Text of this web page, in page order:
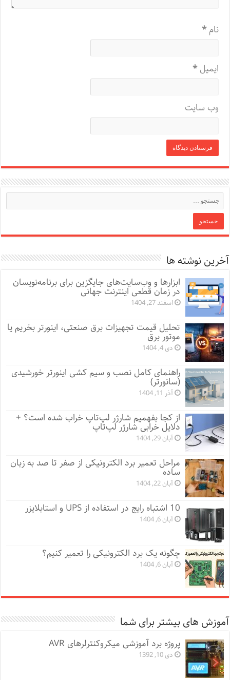
نام*
ایمیل*
وب‌ سایت
آخرین نوشته ها
ابزارها و وب‌سایت‌های جایگزین برای برنامه‌نویسان
در زمان قطعی اینترنت جهانی
اسفند 27, 1404
تحلیل قیمت تجهیزات برق صنعتی، اینورتر بخریم یا
موتور برق
دی 4, 1404
راهنمای کامل نصب و سیم کشی اینورتر خورشیدی
(سانورتر)
آذر 11, 1404
از کجا بفهمیم شارژر لپ‌تاپ خراب شده است؟ +
دلایل خرابی شارژر لپ‌تاپ
آبان 29, 1404
مراحل تعمیر برد الکترونیکی از صفر تا صد به زبان
ساده
آبان 22, 1404
10 اشتباه رایج در استفاده از UPS و استابلایزر
آبان 6, 1404
چگونه یک برد الکترونیکی را تعمیر کنیم؟
آبان 6, 1404
آموزش های بیشتر برای شما
پروژه برد آموزشی میکروکنترلرهای AVR
دی 10, 1392